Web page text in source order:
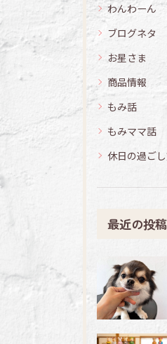
わんわーん
ブログネタ
お星さま
商品情報
もみ話
もみママ話
休日の過ご
最近の投稿